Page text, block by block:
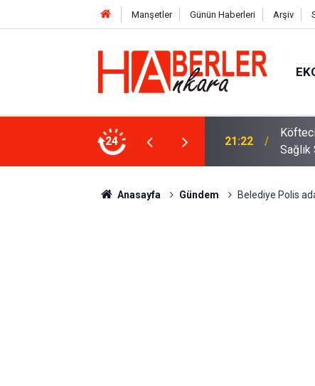
Manşetler Günün Haberleri Arşiv
24
Açıklandı! Harç, Sınav ve Kurs Ücreti Ne
21:22
Anasayfa Gündem Belediye Polis